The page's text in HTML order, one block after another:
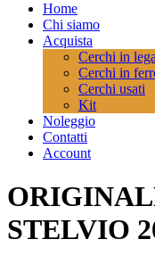
Home
Chi siamo
Acquista
Cerchi in lega
Cerchi in
Cerchi usati
Kit
Noleggio
Contatti
Account
STELVIO